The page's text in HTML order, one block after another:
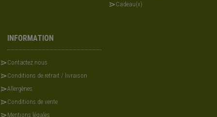
Cadeau(x)
INFORMATION
Contactez nous
Conditions de retrait / livraison
Allergènes
Conditions de vente
Mentions légales